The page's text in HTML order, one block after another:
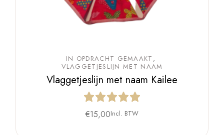
IN OPDRACHT GEMAAKT
VLAGGETJESLIJN MET NAAM
Vlaggetjeslijn met naam Kailee
€15,00Incl. BTW